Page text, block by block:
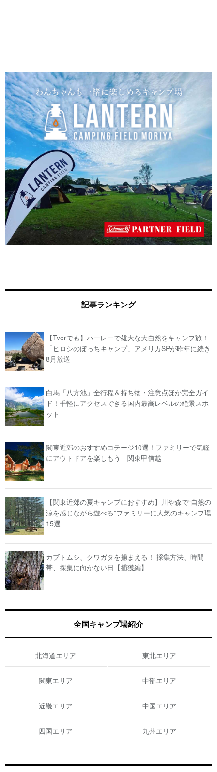
記事ランキング
【Tverでも】ハーレーで雄大な大自然をキャンプ旅！
「ヒロシのぼっちキャンプ」アメリカSPが昨年に続き
8月放送
白馬「八方池」全行程＆持ち物・注意点ほか完全ガイ
ド！手軽にアクセスできる国内最高レベルの絶景スポ
ット
関東近郊のおすすめコテージ10選！ファミリーで気軽
にアウトドアを楽しもう｜関東甲信越
【関東近郊の夏キャンプにおすすめ】川や森で“自然の
涼を感じながら遊べる”ファミリーに人気のキャンプ場
15選
カブトムシ、クワガタを捕まえる！ 採集方法、時間
帯、採集に向かない日【捕獲編】
全国キャンプ場紹介
北海道エリア 東北エリア
関東エリア 中部エリア
近畿エリア 中国エリア
四国エリア 九州エリア